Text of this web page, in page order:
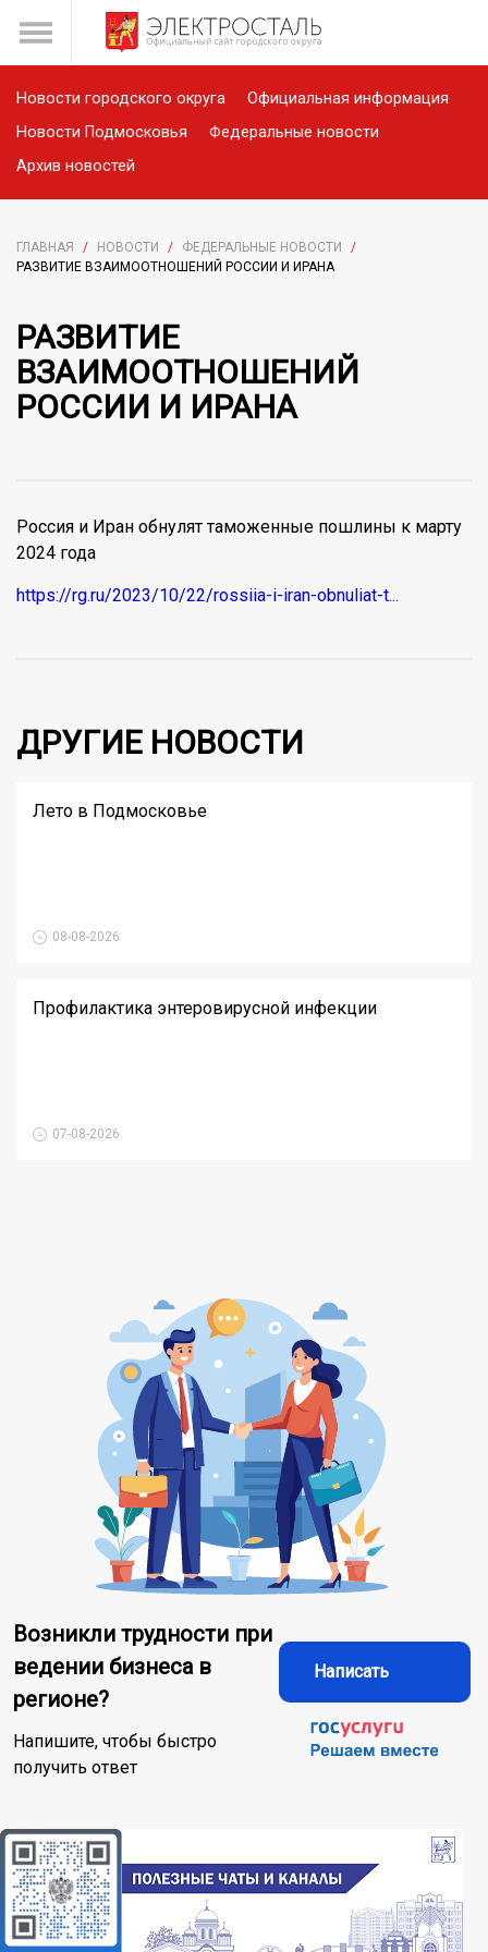
Новости городского округа
Официальная информация
Новости Подмосковья
Федеральные новости
Архив новостей
ГЛАВНАЯ / НОВОСТИ / ФЕДЕРАЛЬНЫЕ НОВОСТИ
/
РАЗВИТИЕ ВЗАИМООТНОШЕНИЙ РОССИИ И ИРАНА
РАЗВИТИЕ
ВЗАИМООТНОШЕНИЙ
РОССИИ И ИРАНА
Россия и Иран обнулят таможенные пошлины к марту
2024 года
https://rg.ru/2023/10/22/rossiia-i-iran-obnuliat-t...
ДРУГИЕ НОВОСТИ
Лето в Подмосковье
08-08-2026
Профилактика энтеровирусной инфекции
07-08-2026
Возникли трудности при
ведении бизнеса в
регионе?
Напишите, чтобы быстро
получить ответ
Написать